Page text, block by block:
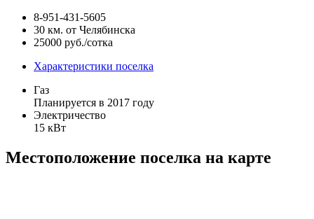
8-951-431-5605
30 км. от Челябинска
25000 руб./сотка
Характеристики поселка
Газ
Планируется в 2017 году
Электричество
15 кВт
Местоположение поселка на карте